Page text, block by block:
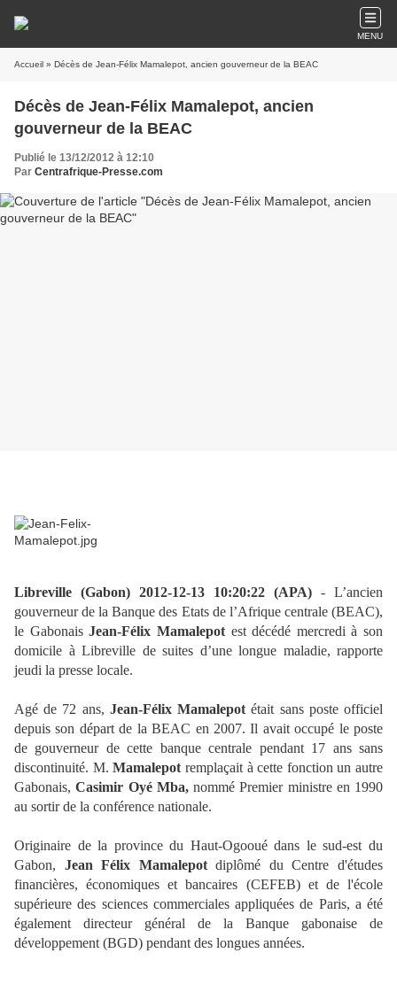
MENU
Accueil » Décès de Jean-Félix Mamalepot, ancien gouverneur de la BEAC
Décès de Jean-Félix Mamalepot, ancien
gouverneur de la BEAC
Publié le 13/12/2012 à 12:10
Par Centrafrique-Presse.com
Libreville (Gabon) 2012-12-13 10:20:22 (APA) - L’ancien
gouverneur de la Banque des Etats de l’Afrique centrale (BEAC),
le GabonaisJean-Félix Mamalepotest décédé mercredi à son
domicile à Libreville de suites d’une longue maladie, rapporte
jeudi la presse locale.
Agé de 72 ans, Jean-Félix Mamalepot était sans poste officiel
depuis son départ de la BEAC en 2007. Il avait occupé le poste
de gouverneur de cette banque centrale pendant 17 ans sans
discontinuité. M.Mamalepot remplaçait à cette fonction un autre
Gabonais,Casimir Oyé Mba,nommé Premier ministre en 1990
au sortir de la conférence nationale.
Originaire de la province du Haut-Ogooué dans le sud-est du
Gabon, Jean Félix Mamalepotdiplômé du Centre d'études
financières, économiques et bancaires (CEFEB) et de l'école
supérieure des sciences commerciales appliquées de Paris, a été
également directeur général de la Banque gabonaise de
développement (BGD) pendant des longues années.